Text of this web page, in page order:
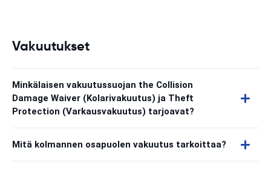
Vakuutukset
Minkälaisen vakuutussuojan the Collision
Damage Waiver (Kolarivakuutus) ja Theft
Protection (Varkausvakuutus) tarjoavat?
Mitä kolmannen osapuolen vakuutus tarkoittaa?